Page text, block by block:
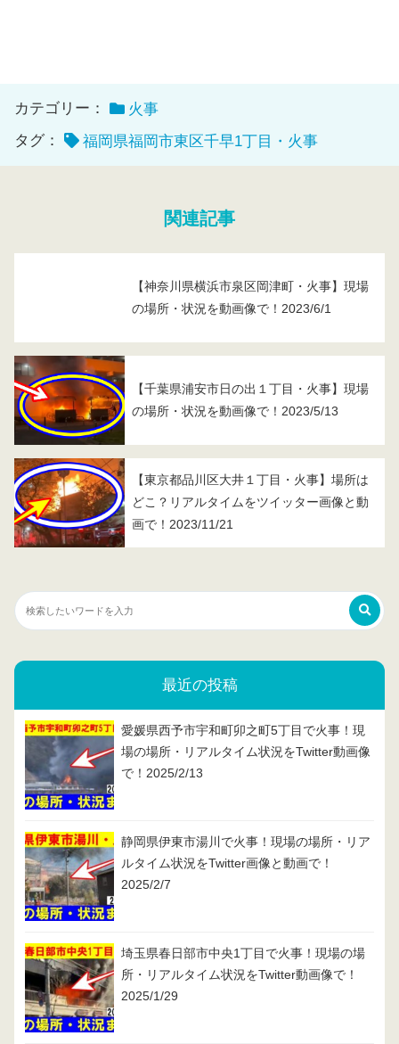
カテゴリー：
火事
タグ：
福岡県福岡市東区千早1丁目・火事
関連記事
【神奈川県横浜市泉区岡津町・火事】現場
の場所・状況を動画像で！2023/6/1
【千葉県浦安市日の出１丁目・火事】現場
の場所・状況を動画像で！2023/5/13
【東京都品川区大井１丁目・火事】場所は
どこ？リアルタイムをツイッター画像と動
画で！2023/11/21
最近の投稿
愛媛県西予市宇和町卯之町5丁目で火事！現
場の場所・リアルタイム状況をTwitter動画像
で！2025/2/13
静岡県伊東市湯川で火事！現場の場所・リア
ルタイム状況をTwitter画像と動画で！
2025/2/7
埼玉県春日部市中央1丁目で火事！現場の場
所・リアルタイム状況をTwitter動画像で！
2025/1/29